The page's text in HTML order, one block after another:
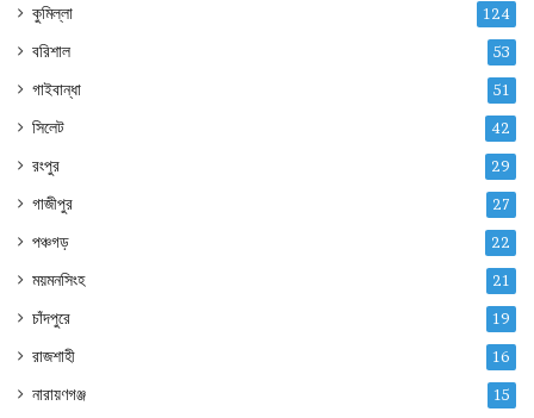
কুমিল্লা 124
বরিশাল 53
গাইবান্ধা 51
সিলেট 42
রংপুর 29
গাজীপুর 27
পঞ্চগড় 22
ময়মনসিংহ 21
চাঁদপুরে 19
রাজশাহী 16
নারায়ণগঞ্জ 15